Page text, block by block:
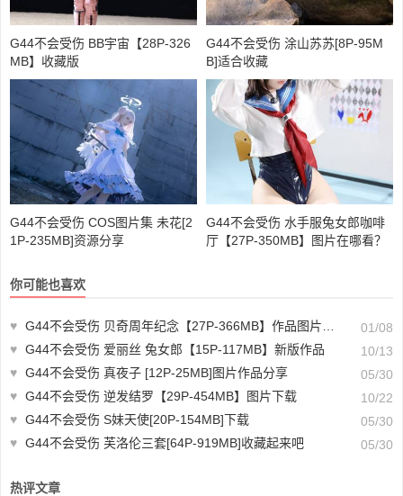
G44不会受伤 BB宇宙【28P-326
MB】收藏版
G44不会受伤 涂山苏苏[8P-95M
B]适合收藏
G44不会受伤 COS图片集 未花[2
1P-235MB]资源分享
G44不会受伤 水手服兔女郎咖啡
厅【27P-350MB】图片在哪看？
你可能也喜欢
♥ G44不会受伤 贝奇周年纪念【27P-366MB】作品图片未删减
01/08
♥ G44不会受伤 爱丽丝 兔女郎【15P-117MB】新版作品
10/13
♥ G44不会受伤 真夜子 [12P-25MB]图片作品分享
05/30
♥ G44不会受伤 逆发结罗【29P-454MB】图片下载
10/22
♥ G44不会受伤 S妹天使[20P-154MB]下载
05/30
♥ G44不会受伤 芙洛伦三套[64P-919MB]收藏起来吧 05/30
热评文章